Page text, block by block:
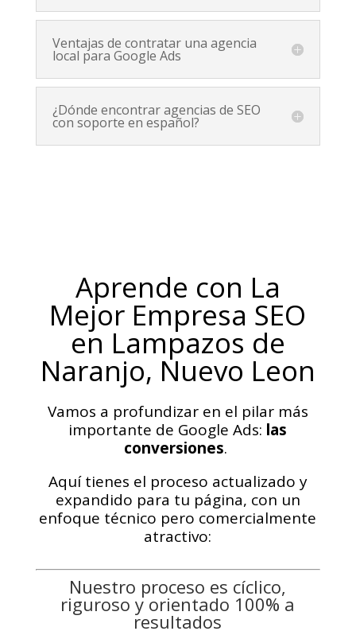
Ventajas de contratar una agencia
local para Google Ads
¿Dónde encontrar agencias de SEO
con soporte en español?
Aprende con La
Mejor Empresa SEO
en Lampazos de
Naranjo, Nuevo Leon
Vamos a profundizar en el pilar más
importante de Google Ads: las
conversiones.
Aquí tienes el proceso actualizado y
expandido para tu página, con un
enfoque técnico pero comercialmente
atractivo:
Nuestro proceso es cíclico,
riguroso y orientado 100% a
resultados